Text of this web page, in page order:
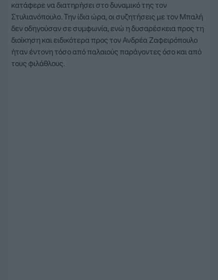
κατάφερε να διατηρήσει στο δυναμικό της τον
Στυλιανόπουλο. Την ίδια ώρα, οι συζητήσεις με τον Μπαλή
δεν οδηγούσαν σε συμφωνία, ενώ η δυσαρέσκεια προς τη
διοίκηση και ειδικότερα προς τον Ανδρέα Ζαφειρόπουλο
ήταν έντονη τόσο από παλαιούς παράγοντες όσο και από
τους φιλάθλους.